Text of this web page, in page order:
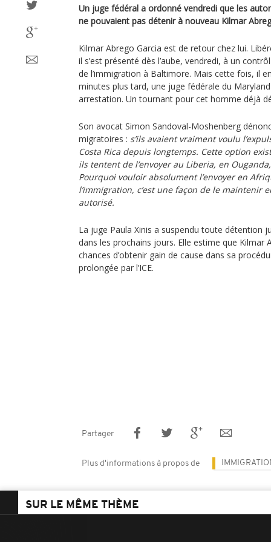
Un juge fédéral a ordonné vendredi que les
ne pouvaient pas détenir à nouveau Kilmar
Kilmar Abrego Garcia est de retour chez lui.
il s’est présenté dès l’aube, vendredi, à un
de l’immigration à Baltimore. Mais cette fois, il
minutes plus tard, une juge fédérale du
arrestation. Un tournant pour cet homme déjà
Son avocat Simon Sandoval-Moshenberg
migratoires : s’ils avaient vraiment voulu
Costa Rica depuis longtemps. Cette option
ils tentent de l’envoyer au Liberia, en
Pourquoi vouloir absolument l’envoyer en
l’immigration, c’est une façon de le maintenir
autorisé.
La juge Paula Xinis a suspendu toute détention
dans les prochains jours. Elle estime que Kilmar
chances d’obtenir gain de cause dans sa
prolongée par l’ICE.
Partager
Plus d'informations à propos de
SUR LE MÊME THÈME